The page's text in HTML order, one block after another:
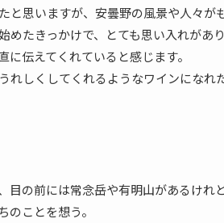
思いますが、安曇野の風景や人々が
たきっかけで、とても思い入れがあ
伝えてくれていると感じます。
れしくしてくれるようなワインになれ
の前には常念岳や有明山があるけれ
ことを想う。